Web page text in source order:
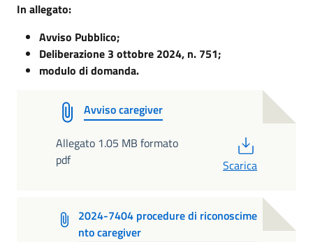
In allegato:
Avviso Pubblico;
Deliberazione 3 ottobre 2024, n. 751;
modulo di domanda.
Avviso caregiver
Allegato 1.05 MB formato
pdf
Scarica
2024-7404 procedure di riconoscime
nto caregiver